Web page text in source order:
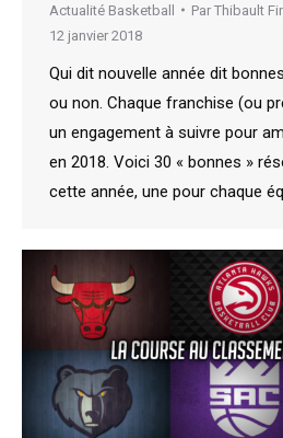
Actualité Basketball Par Thibault
12 janvier 2018
Qui dit nouvelle année dit
ou non. Chaque franchise (ou
un engagement à suivre pour
en 2018. Voici 30 « bonnes »
cette année, une pour chaque